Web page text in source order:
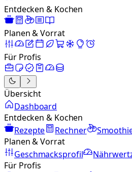
Entdecken & Kochen
Planen & Vorrat
Für Profis
Übersicht
Dashboard
Entdecken & Kochen
Rezepte
Rechner
Planen & Vorrat
Geschmacksprofil
Für Profis